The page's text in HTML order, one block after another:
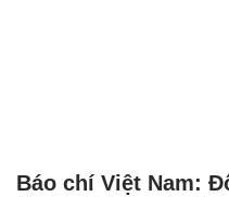
Báo chí Việt Nam: